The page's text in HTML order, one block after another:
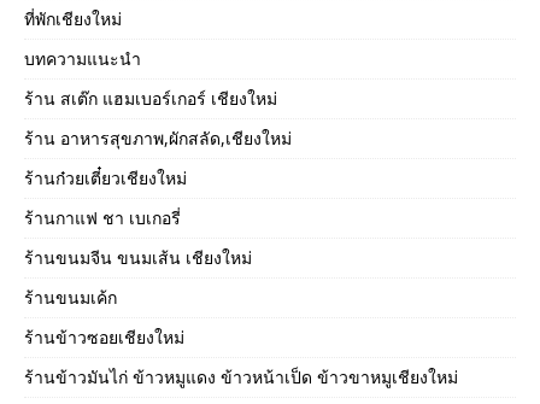
ที่พักเชียงใหม่
บทความแนะนำ
ร้าน สเต๊ก แฮมเบอร์เกอร์ เชียงใหม่
ร้าน อาหารสุขภาพ,ผักสลัด,เชียงใหม่
ร้านก๋วยเตี๋ยวเชียงใหม่
ร้านกาแฟ ชา เบเกอรี่
ร้านขนมจีน ขนมเส้น เชียงใหม่
ร้านขนมเค้ก
ร้านข้าวซอยเชียงใหม่
ร้านข้าวมันไก่ ข้าวหมูแดง ข้าวหน้าเป็ด ข้าวขาหมูเชียงใหม่